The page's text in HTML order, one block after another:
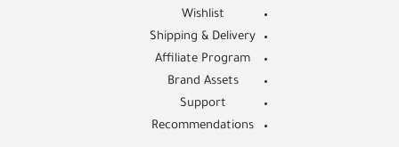
Wishlist
Shipping & Delivery
Affiliate Program
Brand Assets
Support
Recommendations